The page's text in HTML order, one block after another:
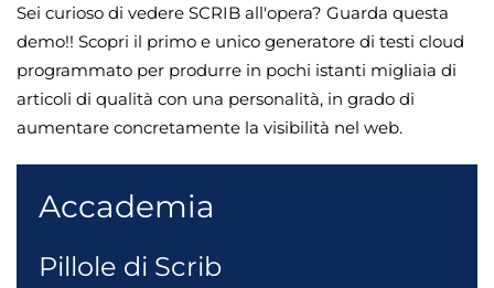
Sei curioso di vedere SCRIB all'opera? Guarda questa
demo!! Scopri il primo e unico generatore di testi cloud
programmato per produrre in pochi istanti migliaia di
articoli di qualità con una personalità, in grado di
aumentare concretamente la visibilità nel web.
Accademia
Pillole di Scrib